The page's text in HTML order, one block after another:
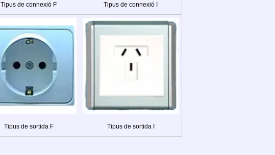
Tipus de connexió F Tipus de connexió I
Tipus de sortida F Tipus de sortida I